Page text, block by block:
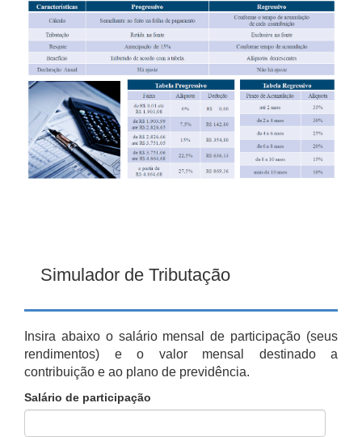
Simulador de Tributação
Insira abaixo o salário mensal de participação (seus
rendimentos) e o valor mensal destinado a
contribuição e ao plano de previdência.
Salário de participação